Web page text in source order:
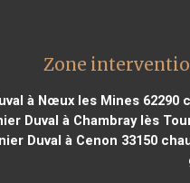
Zone
à Nœux les Mines 62290
Duval à Chambray lès
Duval à Cenon 33150